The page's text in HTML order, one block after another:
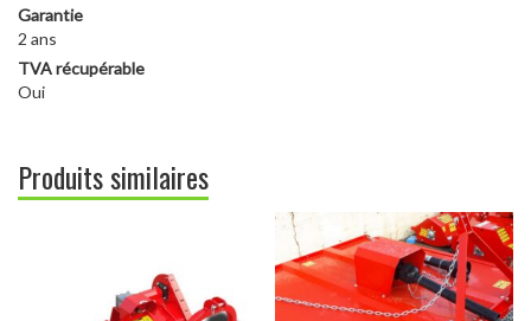
Garantie
2 ans
TVA récupérable
Oui
Produits similaires